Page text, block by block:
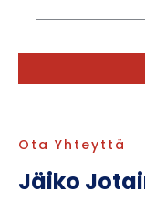
Ota Yhteyttä
Jäiko